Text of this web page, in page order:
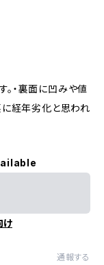
・裏面に凹みや値
に経年劣化と思われ
け
通報する